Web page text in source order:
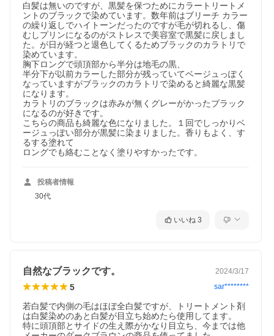
220g
ブラック
水、セテアリルアルコール、グリセリン、パルミチン酸イソプ
ロピル、ステアロキシプロピルトリモニウムクロリド、ステア
リルアルコール、セタノール、（カプリル酸/カプリン酸）ヤシ
アルキル、グリコシルトレハロース、加水分解水添デンプン、
加水分解コラーゲン、加水分解ケラチン（羊毛）、γ−ドコサラ
クトン、ポリ−ε−リシン、アスパラギン酸、アラニン、アルギニ
ン、イソロイシン、グリシン、セリン、トレオニン、バリン、
ａ、トリ（カプリル酸/カプリン酸）グリセリル、セバシン酸ジ
エチル、ＰＰＧ−３カプリリルエーテル、ダイマージリノール酸
ダイマージリノレイルビス（ベヘニル/イソステアリル/フィトス
Ｇ、オレンジ果皮油、トコフェロール、乳酸Ｎａ、ポリクオタ
(1).髪と頭皮を洗浄後、タオルドライをし、十分に水気を切りま
す。
(2).本品から適量を手にとり、髪全体に馴染ませます。
(4).その後すすいでください。このとき、すすいだお湯に色が出な
くなるまで、しっかりすすいでください。
(5).タオルで髪の水気をとり、ドライヤーでしっかり乾かしてくだ
白髪は無いのですが、黒髪を保つためにカラートリートメ
ントのブラックで染めています。数年前はブリーチ カラー
の繰り返しでハイトーンだったのですが毛が切れるし、傷
むしプリンになるのがストレスで美容室で黒髪に戻しまし
た。が日が経つと退色してくるためブラックのカラトリで
染めています。
胸下ロングで頭頂部から半分は地毛の黒、
半分下が以前カラーした部分が残っていてベージュっぽく
なっていますがブラックのカラトリで染めると綺麗な黒髪
になります。
カラトリのブラックは赤みが無くグレーがかったブラック
になるのが好きです。
こちらの商品も綺麗な色になりました。１回でしっかりベ
ージュっぽい部分が黒髪に染まりました。香りもよく、す
るする塗れて
ロングでも絡むことなく塗りやすかったです。
投稿者情報
30代
いいね 3
自然なブラックです。 2024/3/17
5 sar********
若白髪で内側の毛はほぼ全白髪ですが、トリートメント剤
は白髪染めのあと白髪が目立ち始めたら使用してます。
特に頭頂部とサイドの生え際がかなり目立ち、今までは他